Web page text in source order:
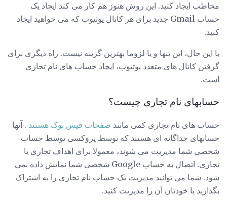
مخاطب ایجاد کنید. این روش هنوز هم کار می کند ایجاد یک
حساب Gmail جدید برای هر کانال یوتیوب که می خواهید ایجاد
کنید.
با این حال، این تنها و یا لزوما بهترین گزینه نیست. راه دیگری برای
گرفتن کانال های متعدد یوتیوب، ایجاد حساب های نام تجاری
است.
حسابهای نام تجاری چیست؟
حساب های نام تجاری کمی مانند صفحات فیس بوک هستند . آنها
حسابهای جداگانه ای هستند که توسط پروکسی توسط حساب
شخصی شما مدیریت می شوند، معمولا برای اهداف تجاری یا
تجاری. اتصال به حساب Google شخصی شما نمایش داده نمی
شود. شما می توانید مدیریت یک حساب نام تجاری را به اشتراک
بگذارید یا خودتان آن را مدیریت کنید.